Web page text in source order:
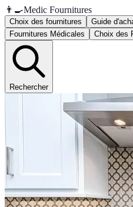
👨‍🍳Medic Fournitures
Choix des fournitures Guide
Fournitures Médicales
Choix des
Rechercher